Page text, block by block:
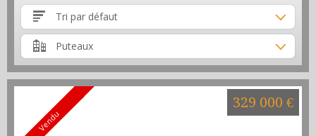
Tri par défaut
Puteaux
Vendu
329 000 €